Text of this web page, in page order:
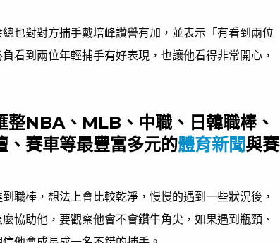
也對對方捕手戴培峰讚譽有加，並表示「有看到兩位
看到兩位年輕捕手有好表現，也讓他看得非常開心，
整NBA、MLB、中職、日韓職棒、
、賽車等最豐富多元的體育新聞與賽
職棒，想法上會比較乾淨，慢慢的遇到一些狀況後，
協助他，要觀察他會不會鑽牛角尖，如果遇到瓶頸、